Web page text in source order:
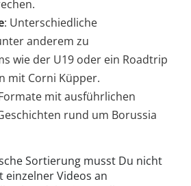
: Unterschiedliche
anderem zu
wie der U19 oder ein Roadtrip
mit Corni Küpper.
mit ausführlichen
rund um Borussia
Sortierung musst Du nicht
einzelner Videos an